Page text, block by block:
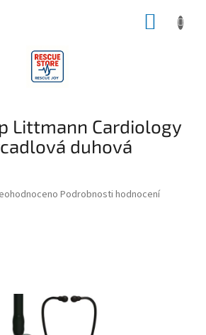
Littmann Cardiology
duhová
Podrobnosti hodnocení